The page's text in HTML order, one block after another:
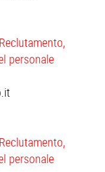
Reclutamento,
personale
Reclutamento,
personale